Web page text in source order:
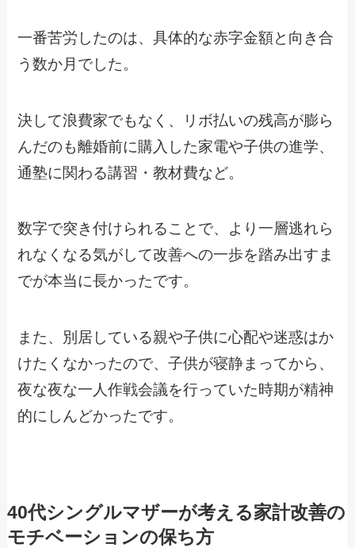
一番苦労したのは、具体的な赤字金額と向き合
う数か月でした。
決して浪費家でもなく、リボ払いの残高が膨ら
んだのも離婚前に購入した家電や子供の進学、
通塾に関わる講習・教材費など。
数字で突き付けられることで、より一層逃れら
れなくなる気がして改善への一歩を踏み出すま
でが本当に長かったです。
また、別居している親や子供に心配や迷惑はか
けたくなかったので、子供が寝静まってから、
夜な夜な一人作戦会議を行っていた時期が精神
的にしんどかったです。
40代シングルマザーが考える家計改善の
モチベーションの保ち方